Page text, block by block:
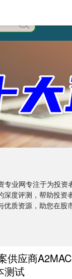
业网专注于为投
度评测，帮助投
质资源，助您在股
供应商
测试